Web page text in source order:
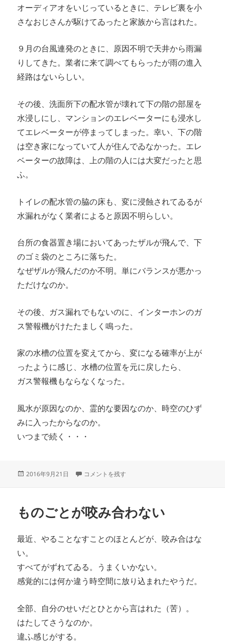
オーディアオをいじっているときに、テレビ裏を小
さなおじさんが駆けてゐったと家族から言はれた。
９月の台風連発のときに、原因不明で天井から雨漏
りしてきた。業者に来て調べてもらったが雨の進入
経路はないらしい。
その後、洗面所下の配水管が壊れて下の階の部屋を
水浸しにし、マンションのエレベーターにも浸水し
てエレベーターが停まってしまった。幸い、下の階
は空き家になっていて人が住んでゐなかった。エレ
ベーターの故障は、上の階の人には大変だったと思
ふ。
トイレの配水管の脇の床も、変に浸蝕されてゐるが
水漏れがなく業者によると原因不明らしい。
台所の食器置き場においてあったザルが飛んで、下
のゴミ袋のところに落ちた。
なぜザルが飛んだのか不明。単にバランスが悪かっ
ただけなのか。
その後、ガス漏れでもないのに、インターホンのガ
ス警報機がけたたましく鳴った。
家の水槽の位置を変えてから、変になる確率が上が
ったように感じ、水槽の位置を元に戻したら、
ガス警報機もならなくなった。
風水が原因なのか、霊的な要因なのか、時空のひず
みに入ったからなのか。
いつまで続く・・・
投
2016年9月21日 家も変 に
コメントを残す
ものごとが咬み合わない
最近、やることなすことのほとんどが、咬み合はな
い。
すべてがずれてゐる。うまくいかない。
感覚的には何か違う時空間に放り込まれたやうだ。
全部、自分のせいだとひとから言はれた（苦）。
はたしてさうなのか。
違ふ感じがする。